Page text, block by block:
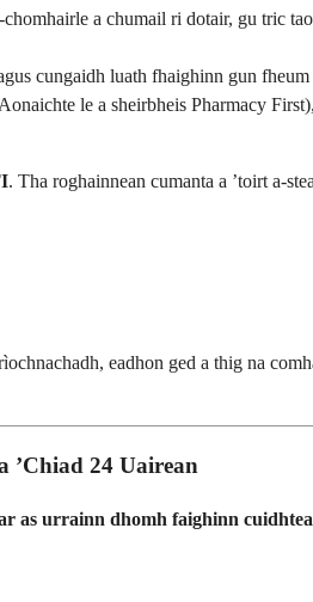
a chumail ri dotair, gu tric
cungaidh luath fhaighinn gun
le a sheirbheis Pharmacy
. Tha roghainnean cumanta a ’toirt a-
eadhon ged a thig na
’Chiad 24 Uairean
as urrainn dhomh faighinn